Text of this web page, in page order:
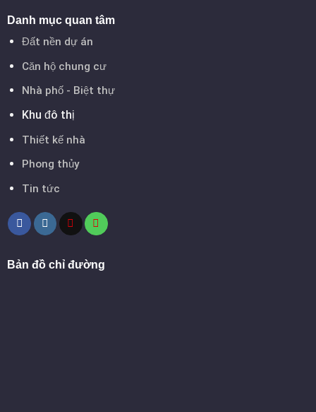
Danh mục quan tâm
Đất nền dự án
Căn hộ chung cư
Nhà phố - Biệt thự
Khu đô thị
Thiết kế nhà
Phong thủy
Tin tức
Bản đồ chỉ đường